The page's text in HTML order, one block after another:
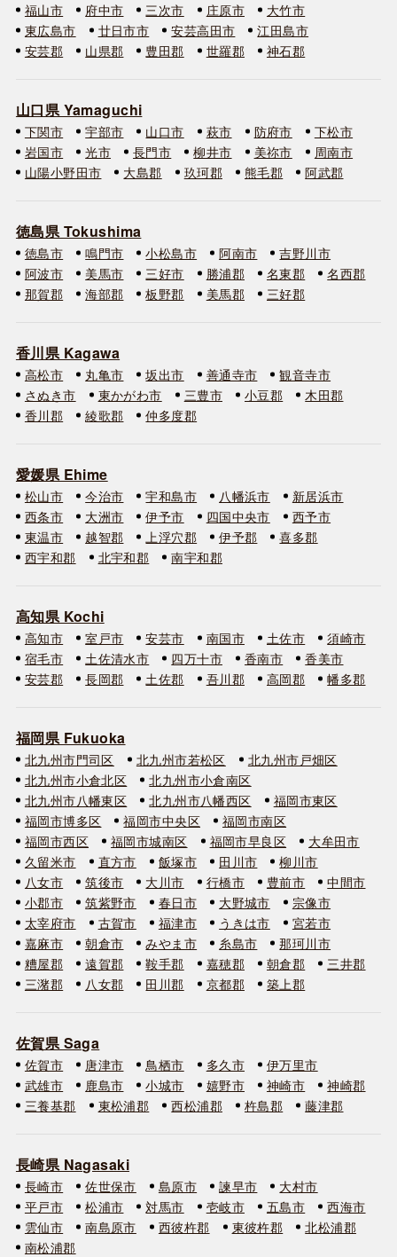
福山市 府中市 三次市 庄原市
大竹市
東広島市
廿日市市 安芸高田市
江田島市
安芸郡
山県郡 豊田郡 世羅郡 神石郡
山口県 Yamaguchi
下関市 宇部市 山口市 萩市 防府市
下松市
岩国市
光市 長門市 柳井市 美祢市
周南市
山陽小野田市
大島郡 玖珂郡 熊毛郡 阿武郡
徳島県 Tokushima
徳島市 鳴門市 小松島市 阿南市
吉野川市
阿波市
美馬市 三好市 勝浦郡 名東郡
名西郡
那賀郡
海部郡 板野郡 美馬郡 三好郡
香川県 Kagawa
高松市 丸亀市 坂出市 善通寺市
観音寺市
さぬき市
東かがわ市 三豊市 小豆郡
木田郡
香川郡
綾歌郡 仲多度郡
愛媛県 Ehime
松山市 今治市 宇和島市 八幡浜市
新居浜市
西条市
大洲市 伊予市 四国中央市
西予市
東温市
越智郡 上浮穴郡 伊予郡
喜多郡
西宇和郡
北宇和郡 南宇和郡
高知県 Kochi
高知市 室戸市 安芸市 南国市 土佐市
須崎市
宿毛市
土佐清水市 四万十市 香南市
香美市
安芸郡
長岡郡 土佐郡 吾川郡 高岡郡 幡多郡
福岡県 Fukuoka
北九州市門司区 北九州市若松区
北九州市戸畑区
北九州市小倉北区
北九州市小倉南区
北九州市八幡東区
北九州市八幡西区
福岡市東区
福岡市博多区
福岡市中央区
福岡市南区
福岡市西区
福岡市城南区 福岡市早良区
大牟田市
久留米市
直方市 飯塚市 田川市
柳川市
八女市
筑後市 大川市 行橋市 豊前市
中間市
小郡市
筑紫野市 春日市 大野城市
宗像市
太宰府市
古賀市 福津市 うきは市
宮若市
嘉麻市
朝倉市 みやま市 糸島市
那珂川市
糟屋郡
遠賀郡 鞍手郡 嘉穂郡 朝倉郡
三井郡
三潴郡
八女郡 田川郡 京都郡 築上郡
佐賀県 Saga
佐賀市 唐津市 鳥栖市 多久市
伊万里市
武雄市
鹿島市 小城市 嬉野市 神崎市
神崎郡
三養基郡
東松浦郡 西松浦郡 杵島郡 藤津郡
長崎県 Nagasaki
長崎市 佐世保市 島原市 諫早市
大村市
平戸市
松浦市 対馬市 壱岐市 五島市
西海市
雲仙市
南島原市 西彼杵郡 東彼杵郡
北松浦郡
南松浦郡